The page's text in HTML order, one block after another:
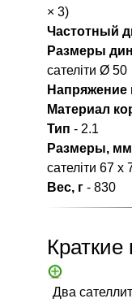
× 3)
Частотный
Размеры
сателіти Ø 50
Напряжение
Материал
Тип - 2.1
Размеры, мм
сателіти 67 х
Вес, г- 830
Два